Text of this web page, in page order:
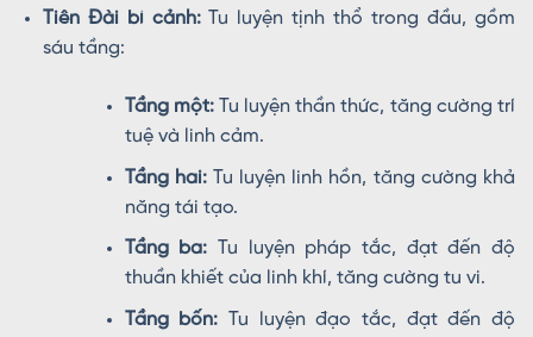
Tiên Đài bí cảnh:Tu luyện tịnh thổ trong đầu, gồm
sáu tầng:
Tầng một:Tu luyện thần thức, tăng cường trí
tuệ và linh cảm.
Tầng hai:Tu luyện linh hồn, tăng cường khả
năng tái tạo.
Tầng ba: Tu luyện pháp tắc, đạt đến độ
thuần khiết của linh khí, tăng cường tu vi.
Tầng bốn: Tu luyện đạo tắc, đạt đến độ